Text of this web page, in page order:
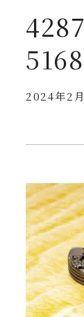
2024年2